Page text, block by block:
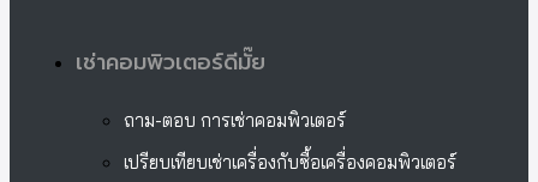
เช่าคอมพิวเตอร์ดีมั๊ย
ถาม-ตอบ การเช่าคอมพิวเตอร์
เปรียบเทียบเช่าเครื่องกับซื้อเครื่องคอมพิวเตอร์